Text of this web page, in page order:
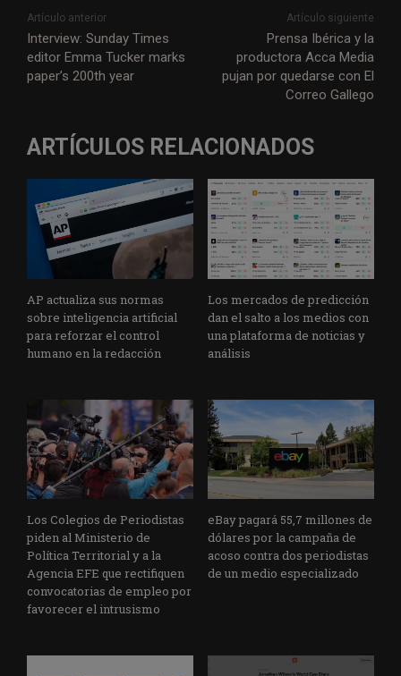
Artículo anterior
Interview: Sunday Times
editor Emma Tucker marks
paper’s 200th year
Artículo siguiente
Prensa Ibérica y la
productora Acca Media
pujan por quedarse con El
Correo Gallego
ARTÍCULOS RELACIONADOS
AP actualiza sus normas
sobre inteligencia artificial
para reforzar el control
humano en la redacción
Los mercados de predicción
dan el salto a los medios con
una plataforma de noticias y
análisis
Los Colegios de Periodistas
piden al Ministerio de
Política Territorial y a la
Agencia EFE que rectifiquen
convocatorias de empleo por
favorecer el intrusismo
eBay pagará 55,7 millones de
dólares por la campaña de
acoso contra dos periodistas
de un medio especializado